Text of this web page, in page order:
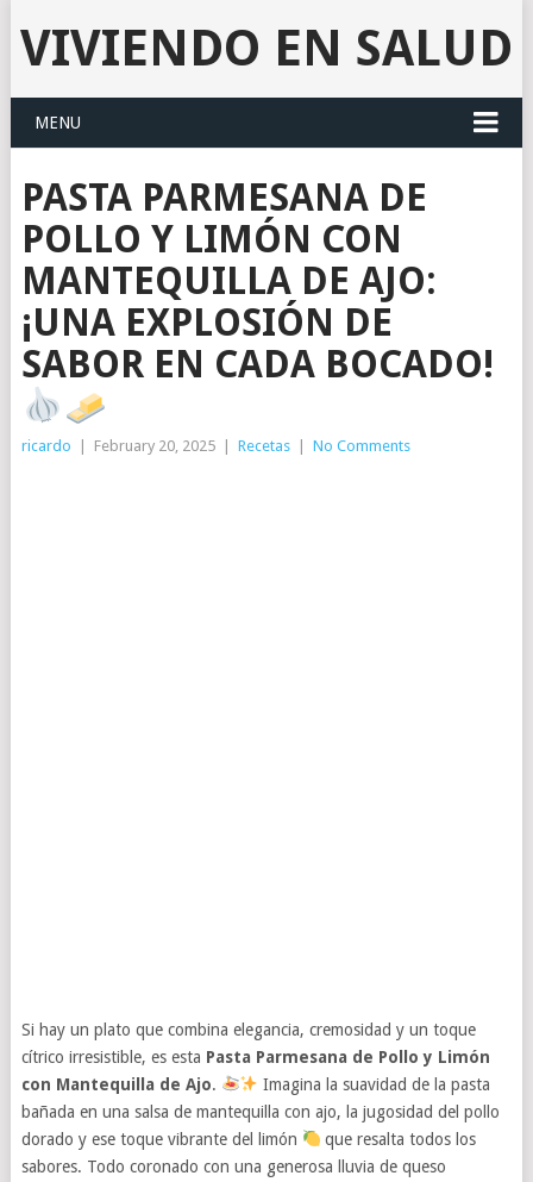
VIVIENDO EN SALUD
MENU
PASTA PARMESANA DE
POLLO Y LIMÓN CON
MANTEQUILLA DE AJO:
¡UNA EXPLOSIÓN DE
SABOR EN CADA BOCADO!
ricardo February 20, 2025 Recetas No Comments
Si hay un plato que combina elegancia, cremosidad y un toque
cítrico irresistible, es esta Pasta Parmesana de Pollo y Limón
con Mantequilla de Ajo.
Imagina la suavidad de la pasta
bañada en una salsa de mantequilla con ajo, la jugosidad del pollo
dorado y ese toque vibrante del limón
que resalta todos los
sabores. Todo coronado con una generosa lluvia de queso